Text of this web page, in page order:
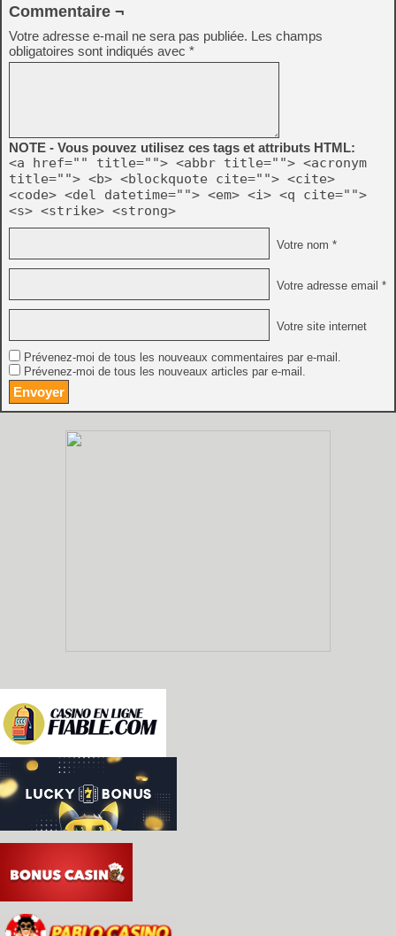
Commentaire ¬
Votre adresse e-mail ne sera pas publiée. Les champs
obligatoires sont indiqués avec *
NOTE - Vous pouvez utilisez ces tags et attributs HTML:
<a href="" title=""> <abbr title=""> <acronym
title=""> <b> <blockquote cite=""> <cite>
<code> <del datetime=""> <em> <i> <q cite="">
<s> <strike> <strong>
Votre nom *
Votre adresse email *
Votre site internet
Prévenez-moi de tous les nouveaux commentaires par e-mail.
Prévenez-moi de tous les nouveaux articles par e-mail.